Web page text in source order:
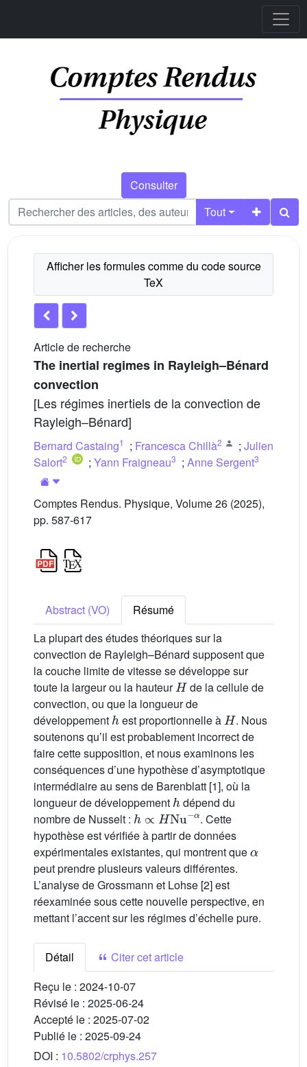
Consulter
Tout
Article de recherche
The inertial regimes in Rayleigh–Bénard
convection
[Les régimes inertiels de la convection de
Rayleigh–Bénard]
Bernard Castaing1 ; Francesca Chillà2 ; Julien
Salort2 ; Yann Fraigneau3 ; Anne Sergent3
Comptes Rendus. Physique, Volume 26 (2025),
pp. 587-617
Abstract (VO)
Résumé
La plupart des études théoriques sur la
convection de Rayleigh–Bénard supposent que
la couche limite de vitesse se développe sur
toute la largeur ou la hauteur
H
de la cellule de
convection, ou que la longueur de
développement
h
est proportionnelle à
. Nous
soutenons qu’il est probablement incorrect de
faire cette supposition, et nous examinons les
conséquences d’une hypothèse d’asymptotique
intermédiaire au sens de Barenblatt [1], où la
longueur de développement
h
dépend du
nombre de Nusselt :
h∝HNu−α
. Cette
hypothèse est vérifiée à partir de données
expérimentales existantes, qui montrent que
peut prendre plusieurs valeurs différentes.
L’analyse de Grossmann et Lohse [2] est
réexaminée sous cette nouvelle perspective, en
mettant l’accent sur les régimes d’échelle pure.
Détail
Citer cet article
Reçu le : 2024-10-07
Révisé le : 2025-06-24
Accepté le : 2025-07-02
Publié le : 2025-09-24
DOI : 10.5802/crphys.257